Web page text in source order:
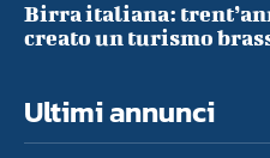
Birra italiana:
creato un turismo
Ultimi annunci